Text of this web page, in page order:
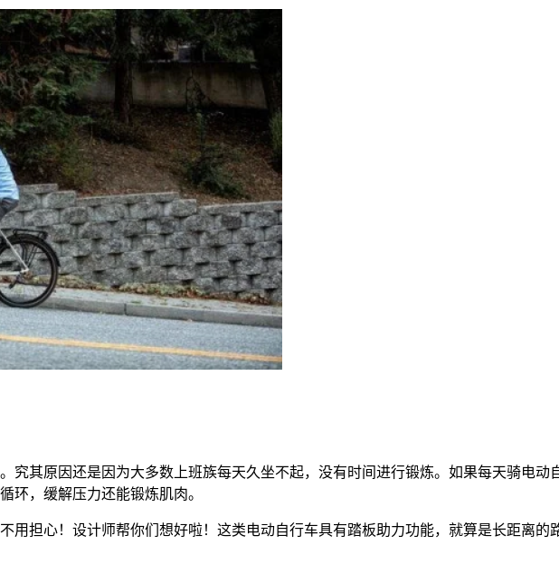
究其原因还是因为大多数上班族每天久坐不起，没有时间进行锻炼。如果每天骑电
环，缓解压力还能锻炼肌肉。
用担心！设计师帮你们想好啦！这类电动自行车具有踏板助力功能，就算是长距离